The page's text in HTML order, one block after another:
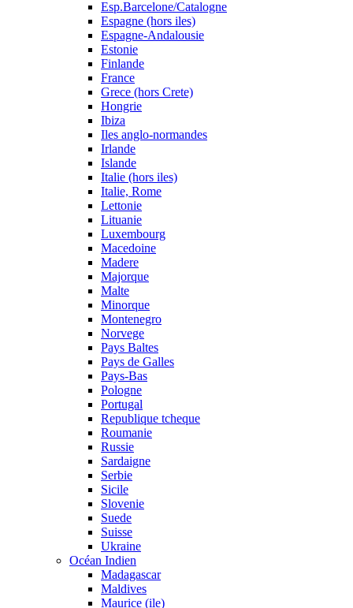
Esp.Barcelone/Catalogne
Espagne (hors iles)
Espagne-Andalousie
Estonie
Finlande
France
Grece (hors Crete)
Hongrie
Ibiza
Iles anglo-normandes
Irlande
Islande
Italie (hors iles)
Italie, Rome
Lettonie
Lituanie
Luxembourg
Macedoine
Madere
Majorque
Malte
Minorque
Montenegro
Norvege
Pays Baltes
Pays de Galles
Pays-Bas
Pologne
Portugal
Republique tcheque
Roumanie
Russie
Sardaigne
Serbie
Sicile
Slovenie
Suede
Suisse
Ukraine
Océan Indien
Madagascar
Maldives
Maurice (ile)